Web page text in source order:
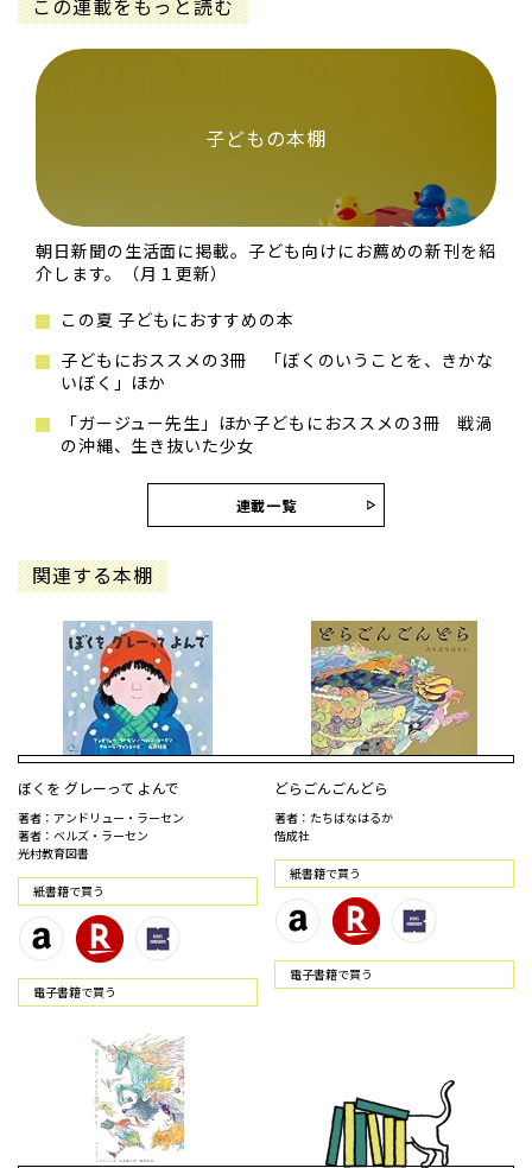
この連載をもっと読む
子どもの本棚
朝日新聞の生活面に掲載。子ども向けにお薦めの新刊を紹
介します。（月１更新）
この夏 子どもにおすすめの本
子どもにおススメの3冊 「ぼくのいうことを、きかな
いぼく」ほか
「ガージュー先生」ほか子どもにおススメの3冊 戦渦
の沖縄、生き抜いた少女
連載一覧
関連する本棚
ぼくを グレーって よんで
著者：アンドリュー・ラーセン
著者：ベルズ・ラーセン
光村教育図書
紙書籍で買う
電⼦書籍で買う
どらごんごんどら
著者：たちばなはるか
偕成社
紙書籍で買う
電⼦書籍で買う